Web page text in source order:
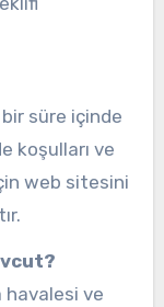
koşulları ve
web sitesini